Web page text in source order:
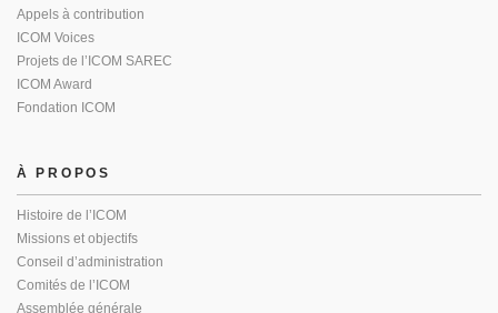
Appels à contribution
ICOM Voices
Projets de l’ICOM SAREC
ICOM Award
Fondation ICOM
À PROPOS
Histoire de l’ICOM
Missions et objectifs
Conseil d’administration
Comités de l’ICOM
Assemblée générale